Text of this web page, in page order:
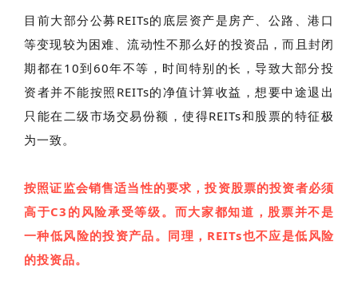
目前大部分公募REITs的底层资产是房产、公路、港口
等变现较为困难、流动性不那么好的投资品，而且封闭
期都在10到60年不等，时间特别的长，导致大部分投
资者并不能按照REITs的净值计算收益，想要中途退出
只能在二级市场交易份额，使得REITs和股票的特征极
为一致。
按照证监会销售适当性的要求，投资股票的投资者必须
高于C3的风险承受等级。而大家都知道，股票并不是
一种低风险的投资产品。同理，REITs也不应是低风险
的投资品。